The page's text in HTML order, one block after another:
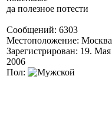
да полезное потести
Сообщений: 6303
Местоположение: Москва
Зарегистрирован: 19. Мая
2006
Пол: